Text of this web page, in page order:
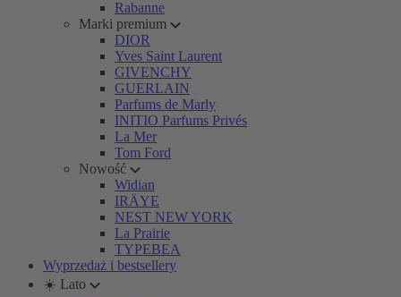
Rabanne
Marki premium
DIOR
Yves Saint Laurent
GIVENCHY
GUERLAIN
Parfums de Marly
INITIO Parfums Privés
La Mer
Tom Ford
Nowość
Widian
IRÄYE
NEST NEW YORK
La Prairie
TYPEBEA
Wyprzedaż i bestsellery
☀️ Lato